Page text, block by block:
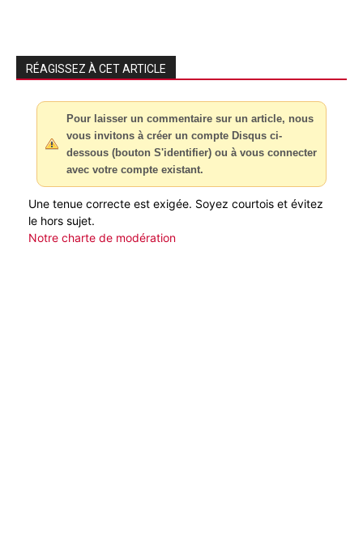
RÉAGISSEZ À CET ARTICLE
Pour laisser un commentaire sur un article, nous
vous invitons à créer un compte Disqus ci-
dessous (bouton S'identifier) ou à vous connecter
avec votre compte existant.
Une tenue correcte est exigée. Soyez courtois et évitez
le hors sujet.
Notre charte de modération